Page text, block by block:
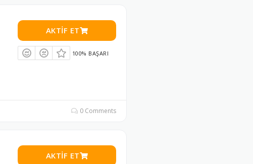
AKTIF ET
100% BAŞARI
0 Comments
AKTIF ET